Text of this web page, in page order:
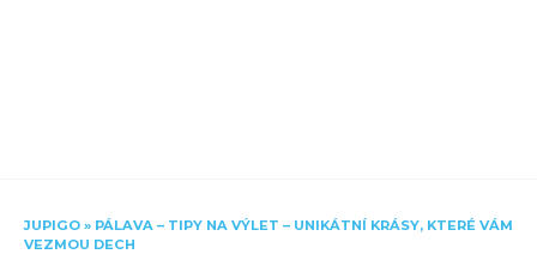
JUPIGO » PÁLAVA – TIPY NA VÝLET – UNIKÁTNÍ KRÁSY, KTERÉ VÁM
VEZMOU DECH